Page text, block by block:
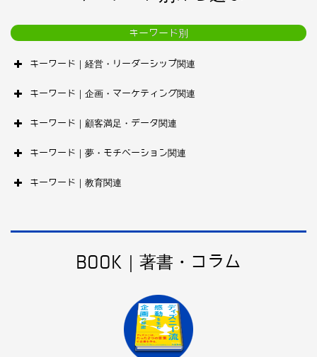
キーワード別
キーワード｜経営・リーダーシップ関連
キーワード｜企画・マーケティング関連
キーワード｜顧客満足・データ関連
キーワード｜夢・モチベーション関連
キーワード｜教育関連
BOOK｜著書・コラム